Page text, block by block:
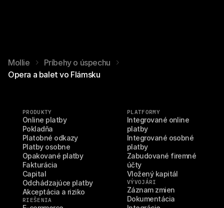
Mollie
Príbehy o úspechu
Opera a balet vo Flámsku
PRODUKTY
Online platby
Pokladňa
Platobné odkazy
Platby osobne
Opakované platby
Fakturácia
Capital
Odchádzajúce platby
Akceptácia a riziko
RIEŠENIA
PLATFORMY
Integrované online
platby
Integrované osobné
platby
Zabudované firemné
účty
Vložený kapitál
VÝVOJÁRI
Záznam zmien
Dokumentácia